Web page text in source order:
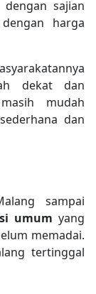
sajian
harga
dekat dan
mudah
dan
sampai
umum yang
memadai.
tertinggal